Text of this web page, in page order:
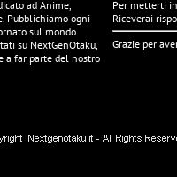
ad Anime,
Pubblichiamo ogni
sul mondo
su NextGenOtaku,
a far parte del nostro
Per metterti
Riceverai
Grazie per